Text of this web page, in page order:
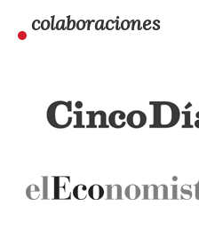
colaboraciones